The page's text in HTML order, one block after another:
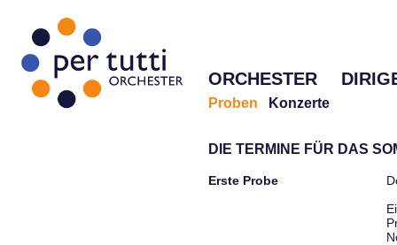
ORCHESTER
Proben Konzerte
DIE TERMINE FÜR DAS
Erste Probe